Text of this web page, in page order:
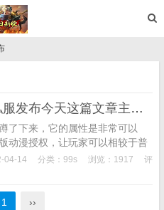
热血传奇私服发布今天这篇文章主要是为了给新手萌新提供一定的帮助哦
下来，它的属性是非常可以
动漫授权，让玩家可以相较于普
加畅快，概要：植物大战僵尸2T
的每一个画面都能当做壁纸使...
04-14 分类： 99s 浏览：1917
评
1 ››